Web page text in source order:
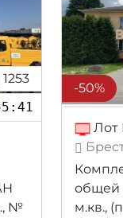
1253
№
-50%
Лот
общей
м.кв.,